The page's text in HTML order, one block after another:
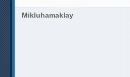
Mikluhamaklay